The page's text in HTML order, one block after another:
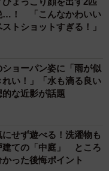
…！ 「こんなかわいい
トショットすぎる！」
ョーパン姿に「雨が似
い！」「水も滴る良い
な近影が話題
にせず遊べる！洗濯物も
建ての「中庭」 ところ
った後悔ポイント